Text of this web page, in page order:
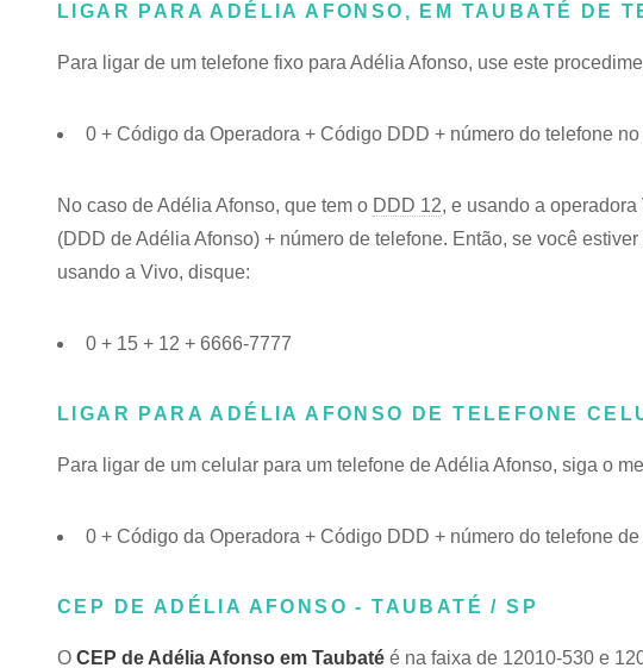
LIGAR PARA ADÉLIA AFONSO, EM TAUBATÉ DE
Para ligar de um telefone fixo para Adélia Afonso, use este
0 + Código da Operadora + Código DDD + número do telefone
No caso de Adélia Afonso, que tem o DDD 12, e usando a
(DDD de Adélia Afonso) + número de telefone. Então, se você
usando a Vivo, disque:
0 + 15 + 12 + 6666-7777
LIGAR PARA ADÉLIA AFONSO DE TELEFONE
Para ligar de um celular para um telefone de Adélia Afonso, siga o
0 + Código da Operadora + Código DDD + número do telefone
CEP DE ADÉLIA AFONSO - TAUBATÉ / SP
O CEP de Adélia Afonso em Taubaté é na faixa de 12010-530 e